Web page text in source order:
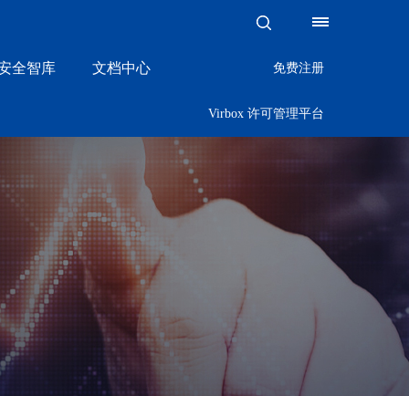
全智库 文档中心 免费注册
Virbox 许可管理平台